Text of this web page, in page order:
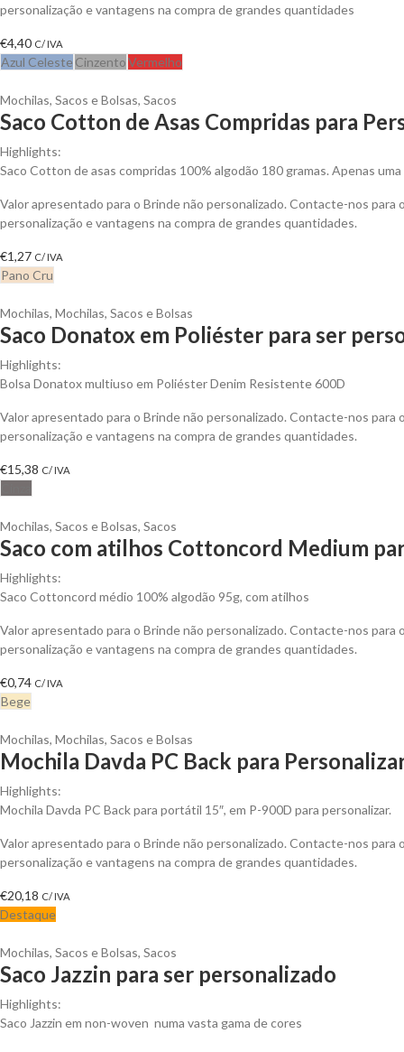
personalização e vantagens na compra de grandes quantidades
€4,40 C/ IVA
Azul Celeste CinzentoVermelho
Mochilas, Sacos e Bolsas, Sacos
Saco Cotton de Asas Compridas para
Highlights:
Saco Cotton de asas compridas 100% algodão 180 gramas. Apenas
Valor apresentado para o Brinde não personalizado. Contacte-nos para
personalização e vantagens na compra de grandes quantidades.
€1,27 C/ IVA
Pano Cru
Mochilas, Mochilas, Sacos e Bolsas
Saco Donatox em Poliéster para ser
Highlights:
Bolsa Donatox multiuso em Poliéster Denim Resistente 600D
Valor apresentado para o Brinde não personalizado. Contacte-nos para
personalização e vantagens na compra de grandes quantidades.
€15,38 C/ IVA
Mochilas, Sacos e Bolsas, Sacos
Saco com atilhos Cottoncord Medium
Highlights:
Saco Cottoncord médio 100% algodão 95g, com atilhos
Valor apresentado para o Brinde não personalizado. Contacte-nos para
personalização e vantagens na compra de grandes quantidades.
€0,74 C/ IVA
Bege
Mochilas, Mochilas, Sacos e Bolsas
Mochila Davda PC Back para
Highlights:
Mochila Davda PC Back para portátil 15″, em P-900D para personalizar.
Valor apresentado para o Brinde não personalizado. Contacte-nos para
personalização e vantagens na compra de grandes quantidades.
€20,18 C/ IVA
Destaque
Mochilas, Sacos e Bolsas, Sacos
Saco Jazzin para ser personalizado
Highlights:
Saco Jazzin em non-woven numa vasta gama de cores